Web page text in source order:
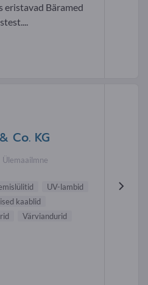
eristavad Bäramed
Co. KG
Ülemaailmne
UV-lambid
kaablid
Värviandurid